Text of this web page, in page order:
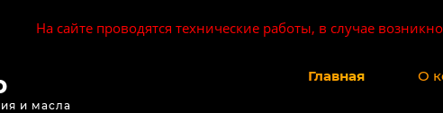
На сайте проводятся технические работы, в случае
и масла
Главная О